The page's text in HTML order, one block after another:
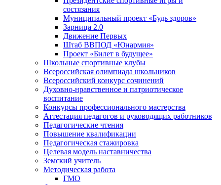
состязания
Муниципальный проект «Будь здоров»
Зарница 2.0
Движение Первых
Штаб ВВПОД «Юнармия»
Проект «Билет в будущее»
Школьные спортивные клубы
Всероссийская олимпиада школьников
Всероссийский конкурс сочинений
Духовно-нравственное и патриотическое
воспитание
Конкурсы профессионального мастерства
Аттестация педагогов и руководящих работников
Педагогические чтения
Повышение квалификации
Педагогическая стажировка
Целевая модель наставничества
Земский учитель
Методическая работа
ГМО